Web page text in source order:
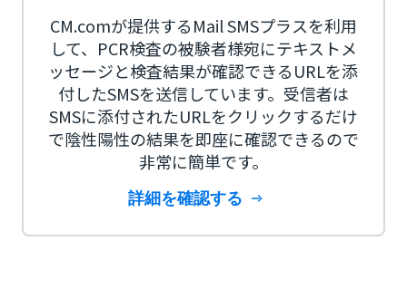
CM.comが提供するMail SMSプラスを利用
して、PCR検査の被験者様宛にテキストメ
ッセージと検査結果が確認できるURLを添
付したSMSを送信しています。受信者は
SMSに添付されたURLをクリックするだけ
で陰性陽性の結果を即座に確認できるので
非常に簡単です。
詳細を確認する